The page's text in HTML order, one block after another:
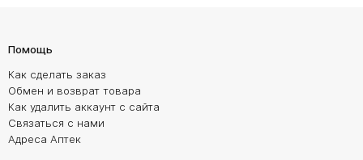
Помощь
Как сделать заказ
Обмен и возврат товара
Как удалить аккаунт с сайта
Связаться с нами
Адреса Аптек